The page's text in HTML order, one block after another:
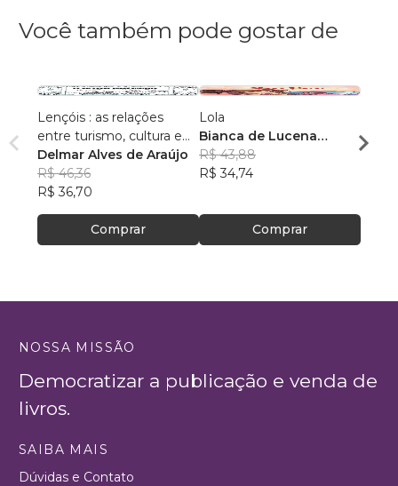
Você também pode gostar de
Lençóis : as relações
entre turismo, cultura e
ambiente
Delmar Alves de Araújo
R$ 46,36
R$ 36,70
Comprar
Lola
Bianca de Lucena
Coutinho de Oliveira
R$ 43,88
R$ 34,74
Comprar
flor
NOSSA MISSÃO
Democratizar a publicação e venda de
livros.
SAIBA MAIS
Dúvidas e Contato